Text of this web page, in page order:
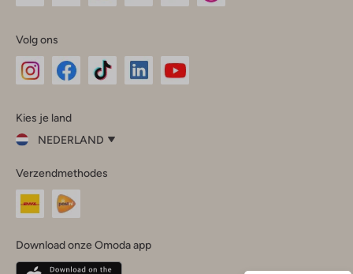
Volg ons
InstagramFacebook
Kies je land
NEDERLAND
je
land
Nederland
Belgique(Français)
Verzendmethodes
Download onze Omoda app